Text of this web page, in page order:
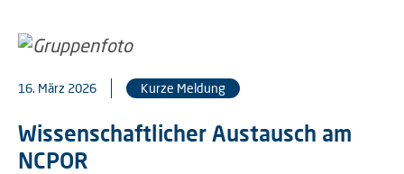
16. März 2026 Kurze Meldung
Wissenschaftlicher Austausch am
NCPOR